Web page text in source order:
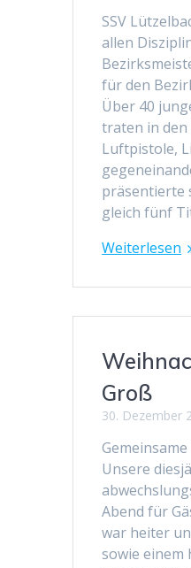
SSV
allen
für den
Über 40
traten in
Luftpistole,
präsentierte
gleich fünf
Weiterlesen
Groß
30. Dezember
Unsere
Abend für
war heiter
sowie einem